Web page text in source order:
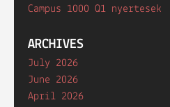
Campus 1000 Q1 nyertesek
ARCHIVES
July 2026
June 2026
April 2026